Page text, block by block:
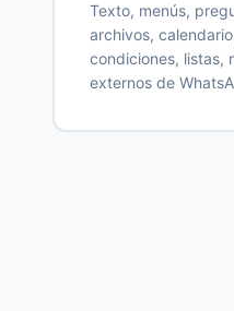
Texto, menús,
archivos,
condiciones, listas,
externos de